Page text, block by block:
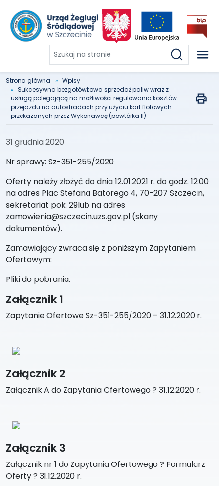
Szukaj
na
stronie
Strona glówna
Wpisy
Sukcesywna bezgotówkowa sprzedaż paliw wraz z
usługą polegającą na możliwości regulowania kosztów
przejazdu na autostradach przy użyciu kart flotowych
przekazanych przez Wykonawcę (powtórka II)
31 grudnia 2020
Nr sprawy: Sz-351-255/2020
Oferty należy złożyć do dnia 12.01.2021 r. do godz. 12:00
na adres Plac Stefana Batorego 4, 70-207 Szczecin,
sekretariat pok. 29lub na adres
zamowienia@szczecin.uzs.gov.pl (skany
dokumentów).
Zamawiający zwraca się z poniższym Zapytaniem
Ofertowym:
Pliki do pobrania:
Załącznik 1
Zapytanie Ofertowe Sz-351-255/2020 – 31.12.2020 r.
Załącznik 2
Załącznik A do Zapytania Ofertowego ? 31.12.2020 r.
Załącznik 3
Załącznik nr 1 do Zapytania Ofertowego ? Formularz
Oferty ? 31.12.2020 r.